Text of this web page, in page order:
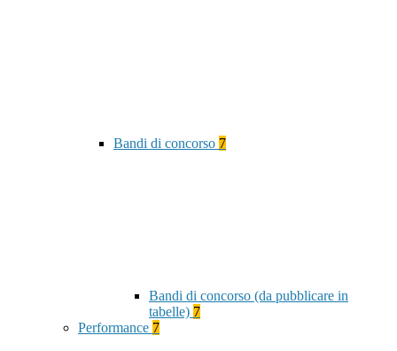
Bandi di concorso 7
Bandi di concorso (da pubblicare in
tabelle) 7
Performance 7